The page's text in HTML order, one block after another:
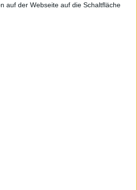
auf der Webseite auf die Schaltfläche
sagte Tartakova dem Kanal